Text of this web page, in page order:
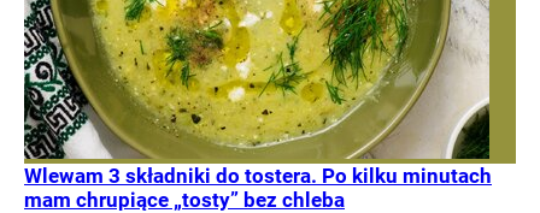
Wlewam 3 składniki do tostera. Po kilku minutach
mam chrupiące „tosty” bez chleba